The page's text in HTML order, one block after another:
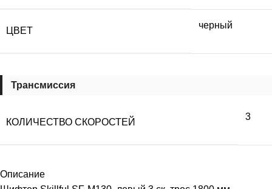
ЦВЕТ
черный
Трансмиссия
КОЛИЧЕСТВО СКОРОСТЕЙ
3
Описание